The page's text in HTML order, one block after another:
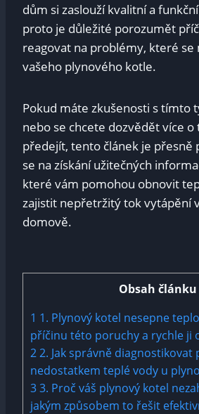
dům si zaslouží kvalitní a
proto je důležité porozumět
reagovat na problémy, které
vašeho plynového kotle.
Pokud máte zkušenosti s tímto
nebo se chcete dozvědět více o
předejít, tento článek je přesně
se na získání užitečných
které vám pomohou obnovit
zajistit nepřetržitý tok vytápění
domově.
Obsah článku
1 1. Plynový kotel nesepne
příčinu této poruchy a rychle ji
22. Jak správně diagnostikovat
nedostatkem teplé vody u
33. Proč váš plynový kotel
jakým způsobem to řešit